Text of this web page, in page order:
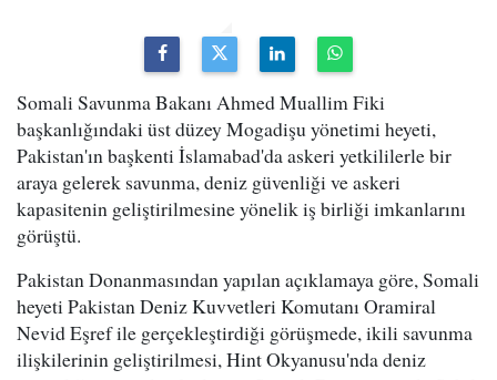
Somali Savunma Bakanı Ahmed Muallim Fiki
başkanlığındaki üst düzey Mogadişu yönetimi heyeti,
Pakistan'ın başkenti İslamabad'da askeri yetkililerle bir
araya gelerek savunma, deniz güvenliği ve askeri
kapasitenin geliştirilmesine yönelik iş birliği imkanlarını
görüştü.
Pakistan Donanmasından yapılan açıklamaya göre, Somali
heyeti Pakistan Deniz Kuvvetleri Komutanı Oramiral
Nevid Eşref ile gerçekleştirdiği görüşmede, ikili savunma
ilişkilerinin geliştirilmesi, Hint Okyanusu'nda deniz